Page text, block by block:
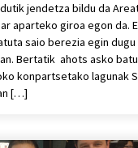
jendetza bildu da
aparteko giroa egon da.
saio berezia egin dugu
Bertatik ahots asko
konpartsetako lagunak
[…]